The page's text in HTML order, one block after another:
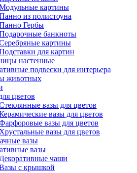
картины
из полистоуна
Гербы
банкноты
картины
для картин
настенные
подвески для интерьера
животных
цветов
вазы для цветов
вазы для цветов
вазы для цветов
Хрустальные вазы для цветов
вазы
вазы
Декоративные чаши
с крышкой